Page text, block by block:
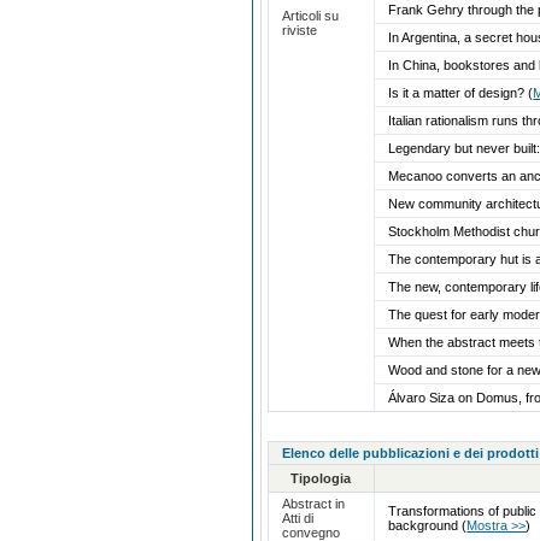
Articoli su
riviste
Frank Gehry through the
In Argentina, a secret
In China, bookstores
Is it a matter of design?(
Italian rationalism runs
Legendary but never
Mecanoo converts an
New community
Stockholm Methodist
The contemporary hut is
The new, contemporary
The quest for early
When the abstract
Wood and stone for a
Álvaro Siza on Domus,
Elenco delle pubblicazioni e dei
Tipologia
Abstract in
Atti di
convegno
Transformations of
background(Mostra >>)